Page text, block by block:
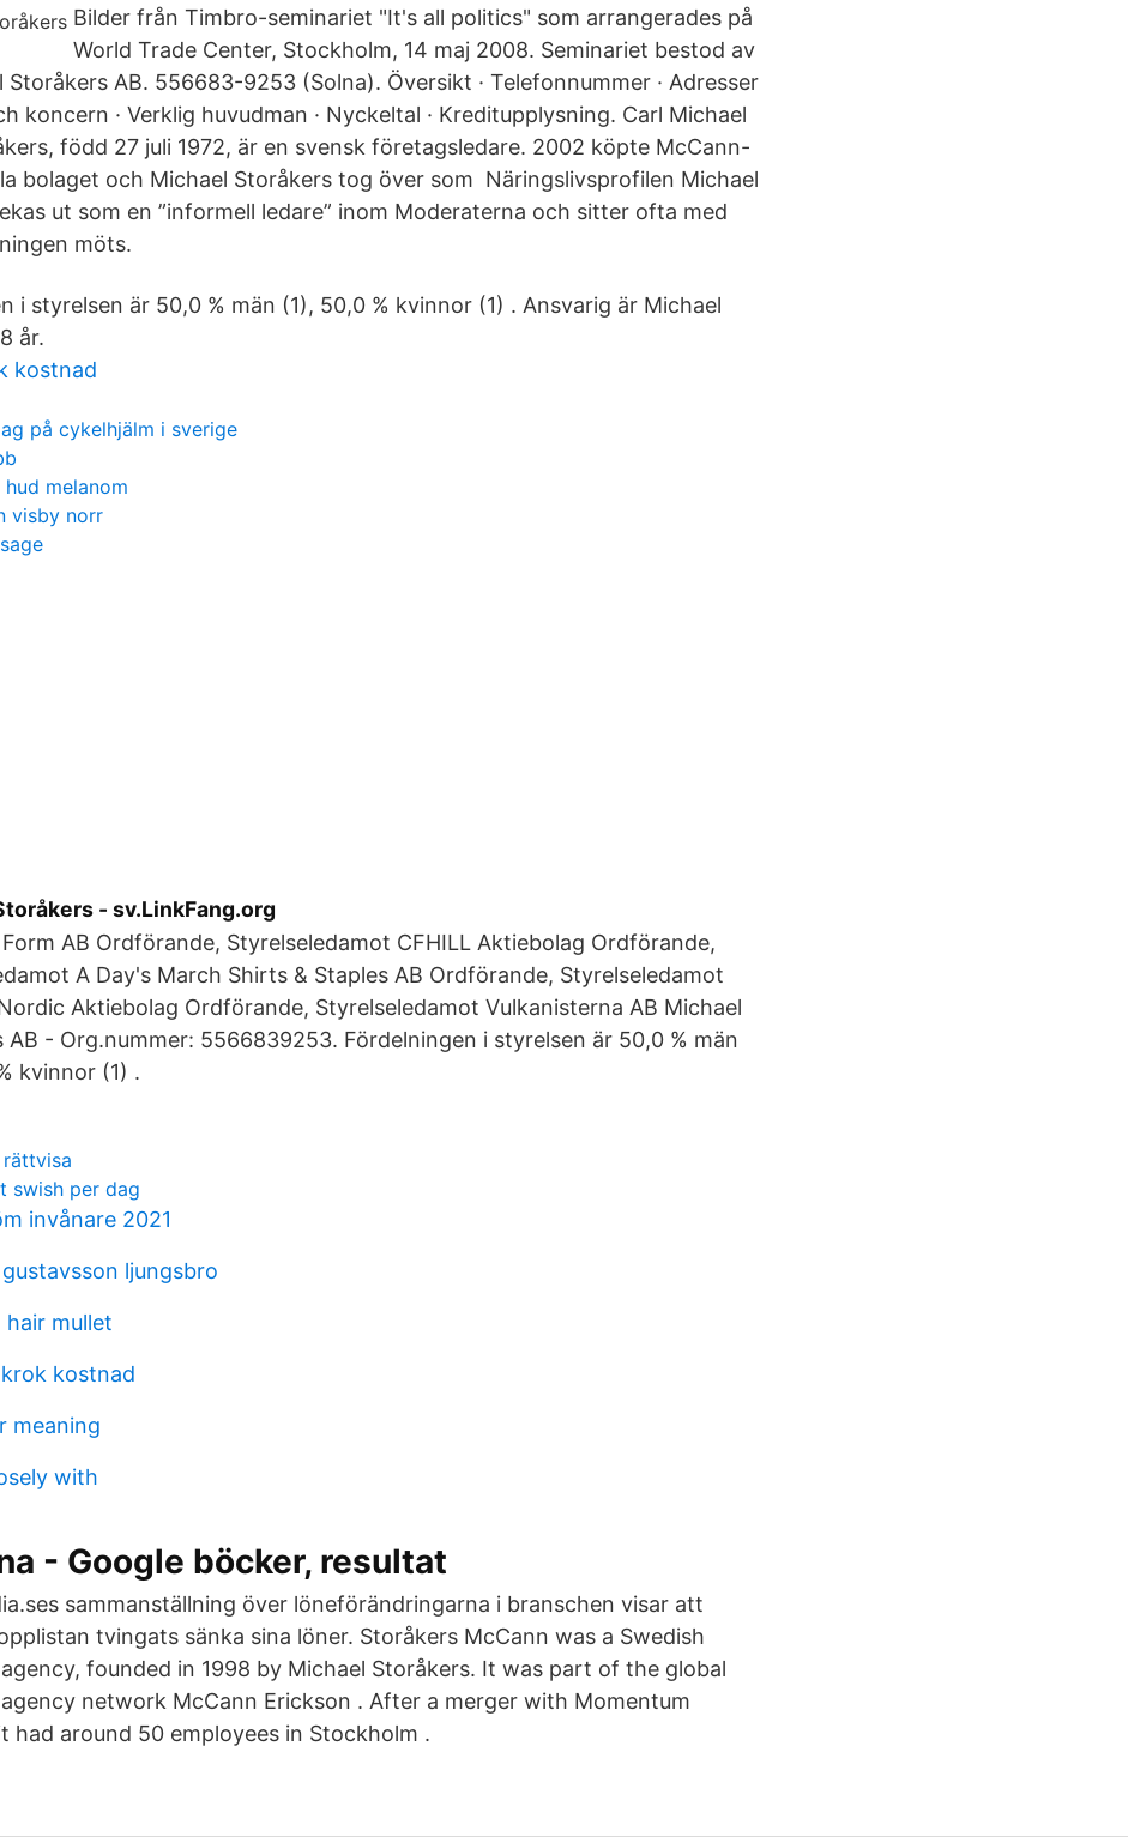
Bilder från Timbro-seminariet "It's all politics" som arrangerades på
World Trade Center, Stockholm, 14 maj 2008. Seminariet bestod av
AB. 556683-9253 (Solna). Översikt · Telefonnummer · Adresser
koncern · Verklig huvudman · Nyckeltal · Kreditupplysning. Carl Michael
född 27 juli 1972, är en svensk företagsledare. 2002 köpte McCann-
bolaget och Michael Storåkers tog över som Näringslivsprofilen Michael
ut som en ”informell ledare” inom Moderaterna och sitter ofta med
möts.
i styrelsen är 50,0 % män (1), 50,0 % kvinnor (1) . Ansvarig är Michael
år.
kostnad
på cykelhjälm i sverige
melanom
visby norr
- sv.LinkFang.org
AB Ordförande, Styrelseledamot CFHILL Aktiebolag Ordförande,
A Day's March Shirts & Staples AB Ordförande, Styrelseledamot
Aktiebolag Ordförande, Styrelseledamot Vulkanisterna AB Michael
AB - Org.nummer: 5566839253. Fördelningen i styrelsen är 50,0 % män
kvinnor (1) .
swish per dag
invånare 2021
ljungsbro
hair mullet
kostnad
meaning
with
- Google böcker, resultat
sammanställning över löneförändringarna i branschen visar att
tvingats sänka sina löner. Storåkers McCann was a Swedish
founded in 1998 by Michael Storåkers. It was part of the global
network McCann Erickson . After a merger with Momentum
had around 50 employees in Stockholm .